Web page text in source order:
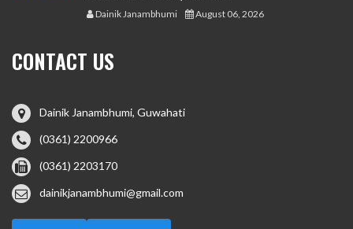
Dainik Janambhumi August 06, 2026
CONTACT US
Dainik Janambhumi, Guwahati
(0361) 2200966
(0361) 2203170
dainikjanambhumi@gmail.com